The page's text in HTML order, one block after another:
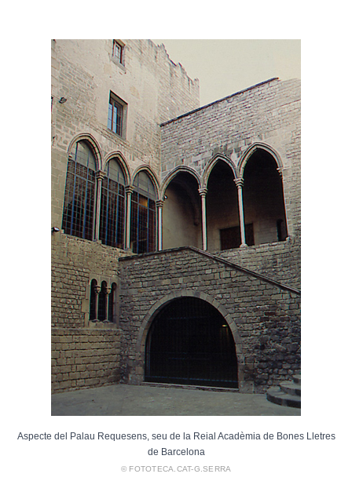
Aspecte del Palau Requesens, seu de la Reial Acadèmia de Bones Lletres
de Barcelona
© FOTOTECA.CAT-G.SERRA